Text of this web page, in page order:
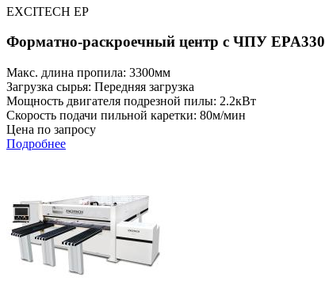
EXCITECH EP
Форматно-раскроечный центр с ЧПУ EPA330
Макс. длина пропила: 3300мм
Загрузка сырья: Передняя загрузка
Мощность двигателя подрезной пилы: 2.2кВт
Скорость подачи пильной каретки: 80м/мин
Цена по запросу
Подробнее